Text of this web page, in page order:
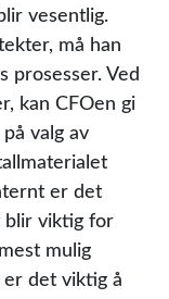
vesentlig.
må han
prosesser. Ved
kan CFOen gi
valg av
er det
blir viktig for
mulig
det viktig å